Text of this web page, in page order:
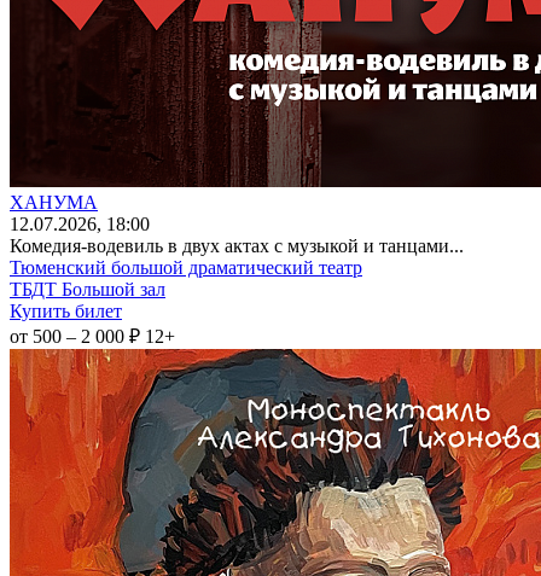
ХАНУМА
12.07.2026, 18:00
Комедия-водевиль в двух актах с музыкой и танцами...
Тюменский большой драматический театр
ТБДТ Большой зал
Купить билет
от 500 – 2 000 ₽ 12+